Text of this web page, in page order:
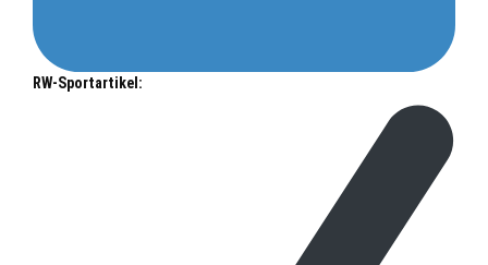
RW-Sportartikel: